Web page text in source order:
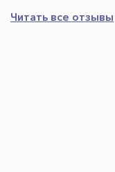
Читать все отзывы